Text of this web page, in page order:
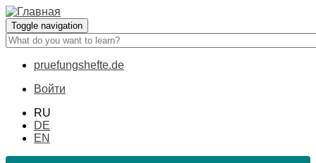
Перейти
к
основному
содержанию
Toggle navigation
Hauptnavigation
pruefungshefte.de
Benutzermenü
Войти
RU
DE
EN